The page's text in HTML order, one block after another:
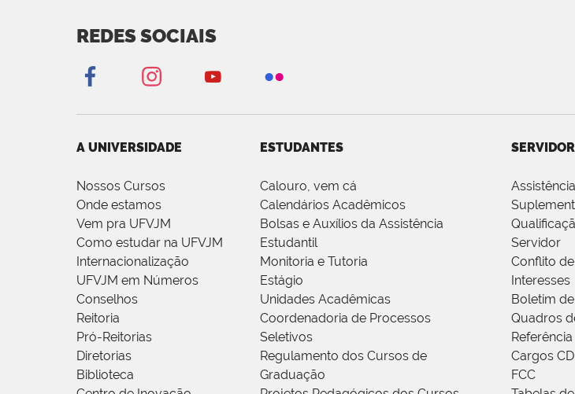
REDES SOCIAIS
A UNIVERSIDADE
Nossos Cursos
Onde estamos
Vem pra UFVJM
Como estudar na UFVJM
Internacionalização
UFVJM em Números
Conselhos
Reitoria
Pró-Reitorias
Diretorias
Biblioteca
ESTUDANTES
Calouro, vem cá
Calendários Acadêmicos
Bolsas e Auxílios da Assistência
Estudantil
Monitoria e Tutoria
Estágio
Unidades Acadêmicas
Coordenadoria de Processos
Seletivos
Regulamento dos Cursos de
Graduação
Servidor
Conflito de
Interesses
Boletim
Quadros
Referência
Cargos
FCC